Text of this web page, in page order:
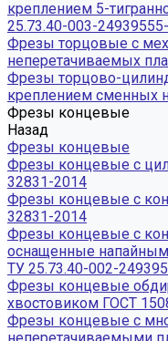
креплением 5-
25.73.40-003-
Фрезы торцовые с
неперетачиваемых
Фрезы торцово-
креплением сменных
Фрезы концевые
Назад
Фрезы концевые
Фрезы концевые с
32831-2014
Фрезы концевые с
32831-2014
Фрезы концевые с
оснащенные
ТУ 25.73.40-002-
Фрезы концевые
хвостовиком ГОСТ
Фрезы концевые с